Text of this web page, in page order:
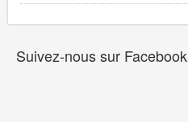
Suivez-nous sur Facebook